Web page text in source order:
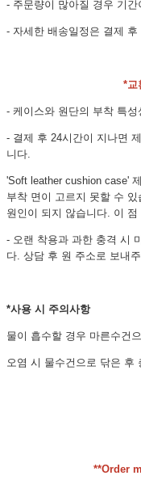
- 주문량이 많아질 경우 기
- 자세한 배송일정은 결제
*교
- 케이스와 원단의 부착 특
- 결제 후 24시간이 지나면
니다.
'Soft leather cushion case'
부착 면이 고르지 못할 수
원인이 되지 않습니다. 이
- 오랜 착용과 과한 충격 시
다. 상담 후 원 주소로 보내
*사용 시 주의사항
물이 흡수할 경우 마른수건
오염 시 물수건으로 닦은 후
**Order